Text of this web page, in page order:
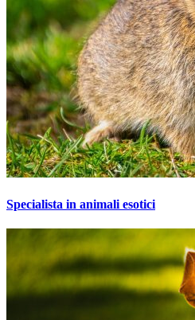
Specialista in animali esotici